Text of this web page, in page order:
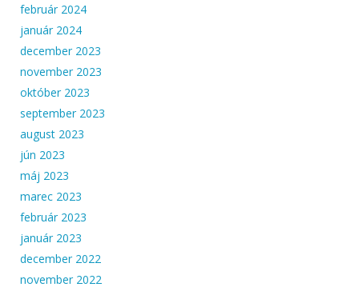
február 2024
január 2024
december 2023
november 2023
október 2023
september 2023
august 2023
jún 2023
máj 2023
marec 2023
február 2023
január 2023
december 2022
november 2022